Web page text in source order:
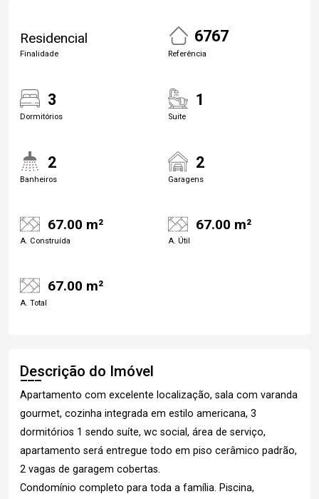
Residencial
Finalidade
6767
Referência
3
Dormitórios
1
Suite
2
Banheiros
2
Garagens
67.00 m²
A. Construída
67.00 m²
A. Útil
67.00 m²
A. Total
Descrição do Imóvel
Apartamento com excelente localização, sala com varanda
gourmet, cozinha integrada em estilo americana, 3
dormitórios 1 sendo suíte, wc social, área de serviço,
apartamento será entregue todo em piso cerâmico padrão,
2 vagas de garagem cobertas.
Condomínio completo para toda a família. Piscina,